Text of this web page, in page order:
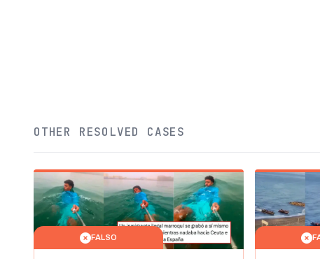
OTHER RESOLVED CASES
FALSO